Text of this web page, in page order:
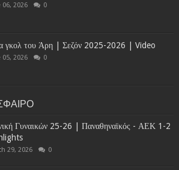
06, 2026 0
γκολ του Άρη | Σεζόν 2025-2026 | Video
05, 2026 0
Γυναικών 25-26 | Παναθηναϊκός - ΑΕΚ 1-2
29, 2026 0